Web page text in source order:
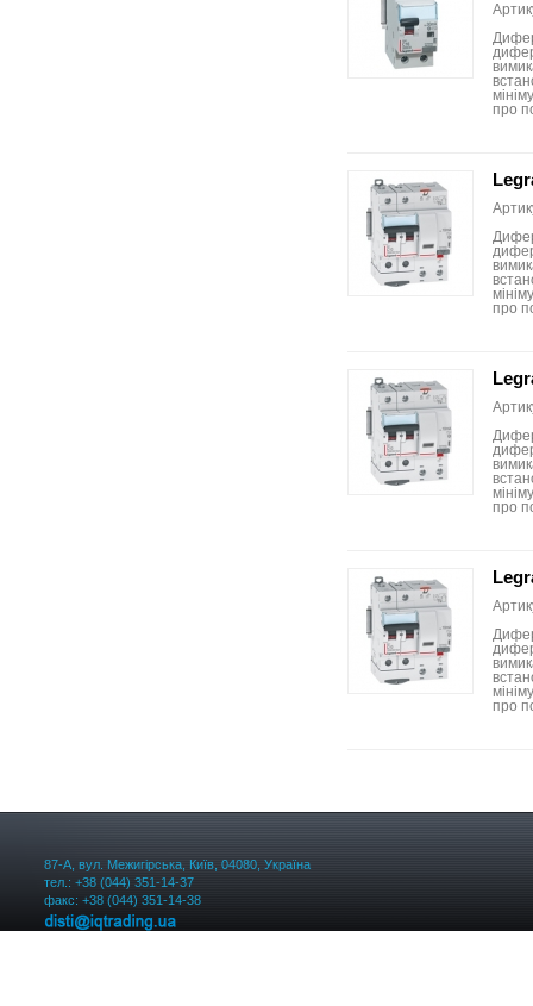
про
про
про
про
87-А, вул. Межигірська, Київ, 04080, Україна
тел.: +38 (044) 351-14-37
факс: +38 (044) 351-14-38